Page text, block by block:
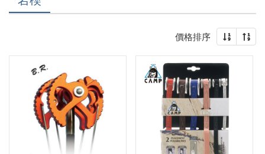
鉤環 連接環
頭盔 安全帽
全身式吊帶
繩索，挽索，牛尾繩
固定點
技術裝備(運動)
上升器 / 繩夾
投擲器/豆袋/投擲繩/袋
全身式安全吊帶
雪地、冰攀裝備
價格排序